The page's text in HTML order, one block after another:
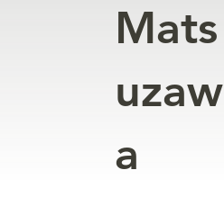
Mats
uzaw
a